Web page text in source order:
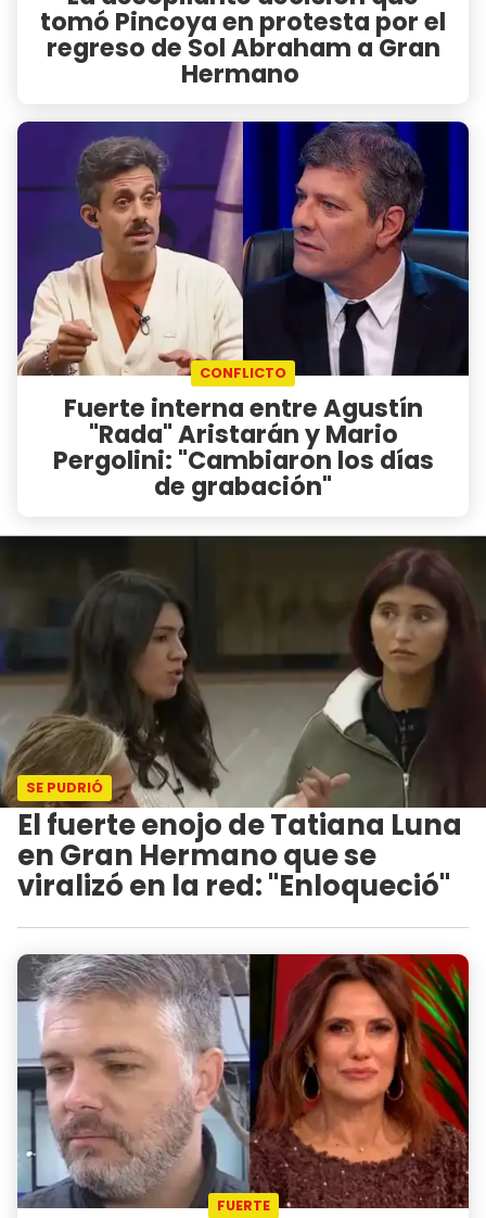
tomó Pincoya en protesta por el
regreso de Sol Abraham a Gran
Hermano
CONFLICTO
Fuerte interna entre Agustín
"Rada" Aristarán y Mario
Pergolini: "Cambiaron los días
de grabación"
SE PUDRIÓ
El fuerte enojo de Tatiana Luna
en Gran Hermano que se
viralizó en la red: "Enloqueció"
FUERTE